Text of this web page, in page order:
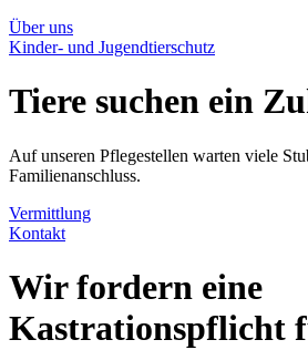
Über uns
Kinder- und Jugendtierschutz
Tiere suchen ein
Auf unseren Pflegestellen warten viele
Familienanschluss.
Vermittlung
Kontakt
Wir fordern eine
Kastrationspflicht